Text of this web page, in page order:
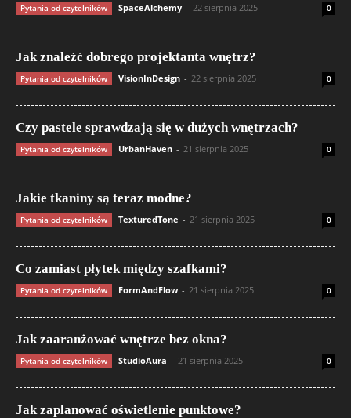
Pytania od czytelników SpaceAlchemy - 22 sierpnia 2025 0
Jak znaleźć dobrego projektanta wnętrz?
Pytania od czytelników VisionInDesign - 22 sierpnia 2025 0
Czy pastele sprawdzają się w dużych wnętrzach?
Pytania od czytelników UrbanHaven - 21 sierpnia 2025 0
Jakie tkaniny są teraz modne?
Pytania od czytelników TexturedTone - 21 sierpnia 2025 0
Co zamiast płytek między szafkami?
Pytania od czytelników FormAndFlow - 21 sierpnia 2025 0
Jak zaaranżować wnętrze bez okna?
Pytania od czytelników StudioAura - 21 sierpnia 2025 0
Jak zaplanować oświetlenie punktowe?